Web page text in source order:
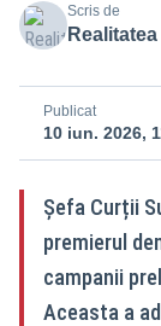
Scris de
Publicat
10 iun. 2026,
Șefa Curții
premierul
campanii
Aceasta a